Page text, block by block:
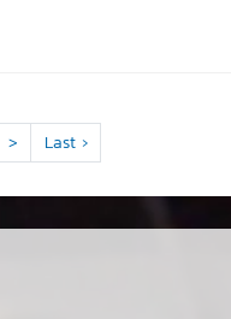
> Last ›